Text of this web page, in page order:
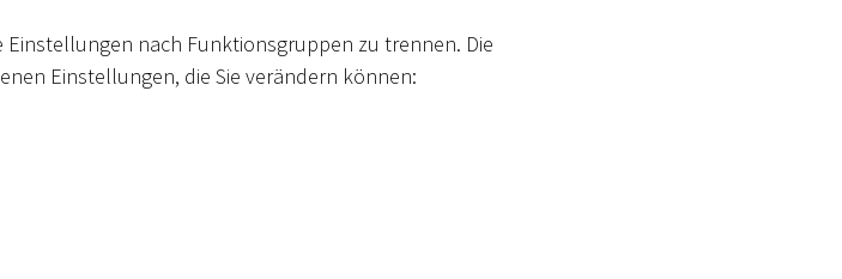
Einstellungen nach Funktionsgruppen zu trennen. Die
Einstellungen, die Sie verändern können: